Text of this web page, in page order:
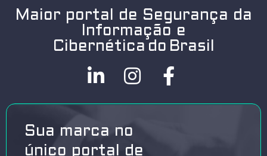
Maior portal de Segurança da
Informação e
Cibernética do Brasil
Sua marca no
único portal de